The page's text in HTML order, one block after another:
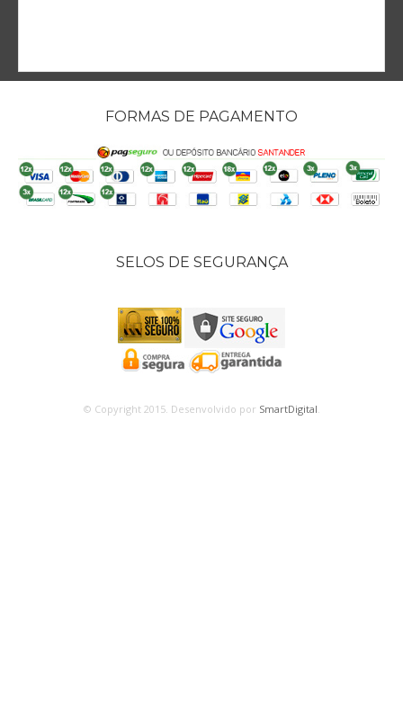
FORMAS DE PAGAMENTO
SELOS DE SEGURANÇA
© Copyright 2015. Desenvolvido por SmartDigital.